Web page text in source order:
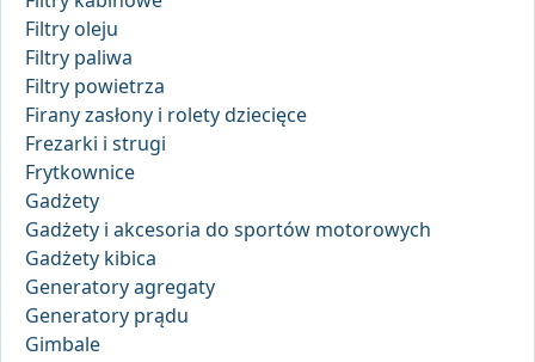
Filtry oleju
Filtry paliwa
Filtry powietrza
Firany zasłony i rolety dziecięce
Frezarki i strugi
Frytkownice
Gadżety
Gadżety i akcesoria do sportów motorowych
Gadżety kibica
Generatory agregaty
Generatory prądu
Gimbale